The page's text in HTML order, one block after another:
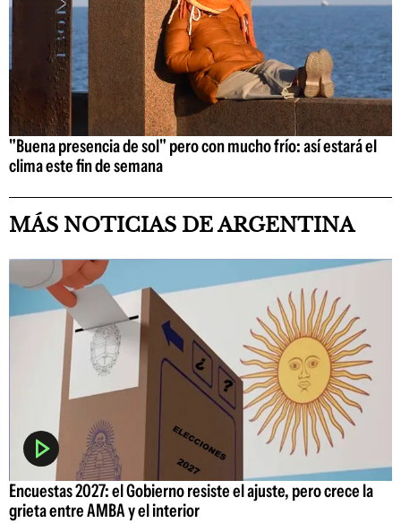
"Buena presencia de sol" pero con mucho frío: así estará el
clima este fin de semana
MÁS NOTICIAS DE ARGENTINA
Encuestas 2027: el Gobierno resiste el ajuste, pero crece la
grieta entre AMBA y el interior